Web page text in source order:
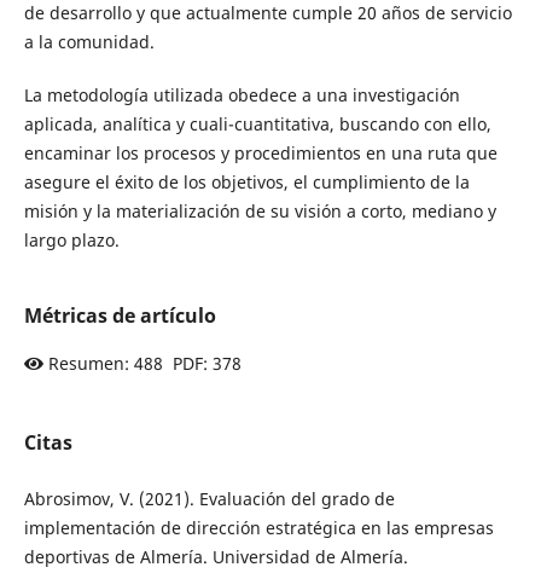
de desarrollo y que actualmente cumple 20 años de servicio
a la comunidad.
La metodología utilizada obedece a una investigación
aplicada, analítica y cuali-cuantitativa, buscando con ello,
encaminar los procesos y procedimientos en una ruta que
asegure el éxito de los objetivos, el cumplimiento de la
misión y la materialización de su visión a corto, mediano y
largo plazo.
Métricas de artículo
Resumen: 488 PDF: 378
Citas
Abrosimov, V. (2021). Evaluación del grado de
implementación de dirección estratégica en las empresas
deportivas de Almería. Universidad de Almería.